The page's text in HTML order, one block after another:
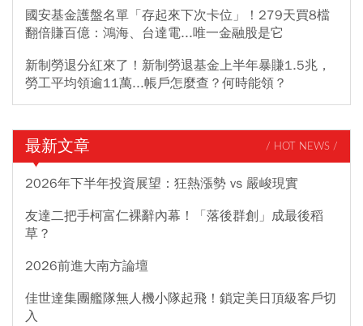
國安基金護盤名單「存起來下次卡位」！279天買8檔
翻倍賺百億：鴻海、台達電...唯一金融股是它
新制勞退分紅來了！新制勞退基金上半年暴賺1.5兆，
勞工平均領逾11萬...帳戶怎麼查？何時能領？
最新文章 / HOT NEWS /
2026年下半年投資展望：狂熱漲勢 vs 嚴峻現實
友達二把手柯富仁裸辭內幕！「落後群創」成最後稻
草？
2026前進大南方論壇
佳世達集團艦隊無人機小隊起飛！鎖定美日頂級客戶切
入